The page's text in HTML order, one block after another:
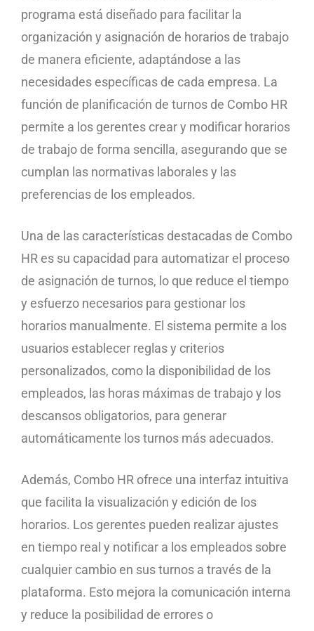
programa está diseñado para facilitar la
organización y asignación de horarios de trabajo
de manera eficiente, adaptándose a las
necesidades específicas de cada empresa. La
función de planificación de turnos de Combo HR
permite a los gerentes crear y modificar horarios
de trabajo de forma sencilla, asegurando que se
cumplan las normativas laborales y las
preferencias de los empleados.
Una de las características destacadas de Combo
HR es su capacidad para automatizar el proceso
de asignación de turnos, lo que reduce el tiempo
y esfuerzo necesarios para gestionar los
horarios manualmente. El sistema permite a los
usuarios establecer reglas y criterios
personalizados, como la disponibilidad de los
empleados, las horas máximas de trabajo y los
descansos obligatorios, para generar
automáticamente los turnos más adecuados.
Además, Combo HR ofrece una interfaz intuitiva
que facilita la visualización y edición de los
horarios. Los gerentes pueden realizar ajustes
en tiempo real y notificar a los empleados sobre
cualquier cambio en sus turnos a través de la
plataforma. Esto mejora la comunicación interna
y reduce la posibilidad de errores o